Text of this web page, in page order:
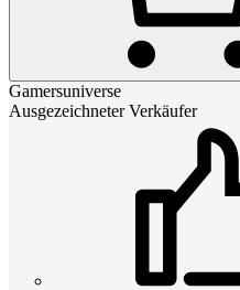
Gamersuniverse
Ausgezeichneter Verkäufer